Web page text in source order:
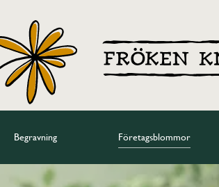
Begravning Företagsblommor